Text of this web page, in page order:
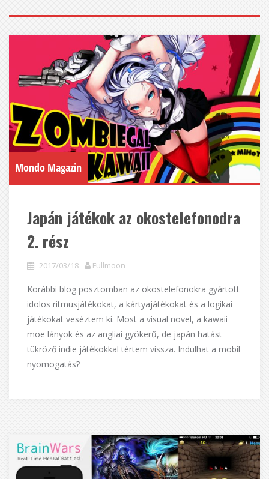
Mondo Magazin
Japán játékok az okostelefonodra
2. rész
2017/03/18 Fullmoon
Korábbi blog posztomban az okostelefonokra gyártott
idolos ritmusjátékokat, a kártyajátékokat és a logikai
játékokat veséztem ki. Most a visual novel, a kawaii
moe lányok és az angliai gyökerű, de japán hatást
tükröző indie játékokkal tértem vissza. Indulhat a mobil
nyomogatás?